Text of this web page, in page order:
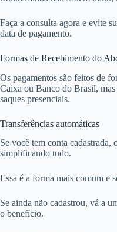
Faça a consulta agora e evite
data de pagamento.
Formas de Recebimento do
Os pagamentos são feitos de
Caixa ou Banco do Brasil,
saques presenciais.
Transferências automáticas
Se você tem conta
simplificando tudo.
Essa é a forma mais comum e
Se ainda não cadastrou, vá a
o benefício.